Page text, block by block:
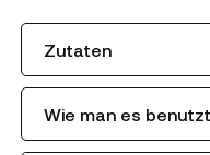
Zutaten
Wie man es benutzt